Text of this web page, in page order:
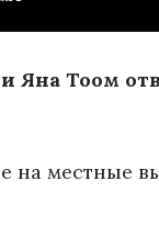
Тоом
на местные